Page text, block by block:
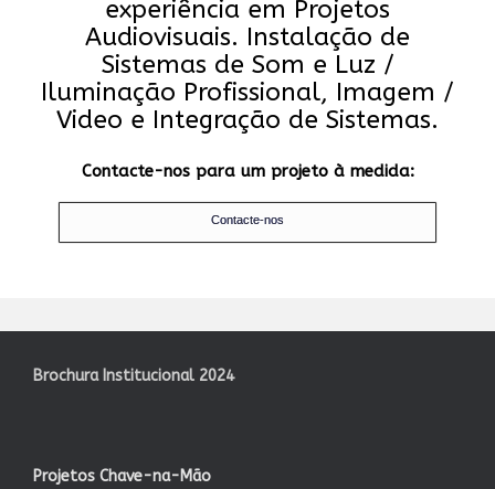
experiência em Projetos
Audiovisuais. Instalação de
Sistemas de Som e Luz /
Iluminação Profissional, Imagem /
Video e Integração de Sistemas.
Contacte-nos para um projeto à medida:
Contacte-nos
Brochura Institucional 2024
Projetos Chave-na-Mão